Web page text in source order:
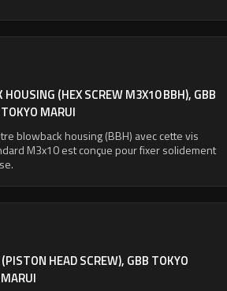
(HEX SCREW M3X10 BBH), GBB
MARUI
blowback housing (BBH) avec cette vis
M3x10 est conçue pour fixer solidement
HEAD SCREW), GBB TOKYO